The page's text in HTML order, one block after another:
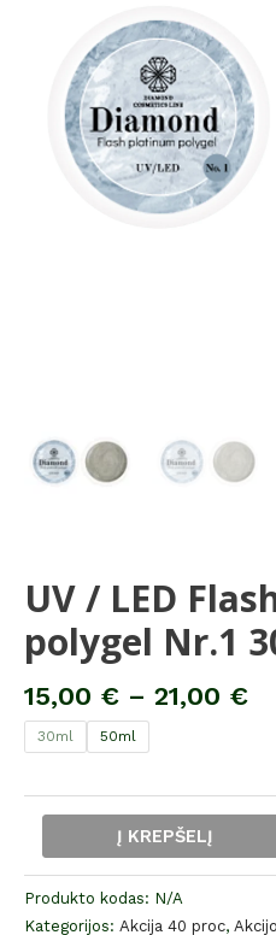
UV / LED
polygel Nr.1
15,00 € – 21,00 €
30ml 50ml
platinum
polygel
Į KREPŠELĮ
Produkto kodas: N/A
Kategorijos: Akcija 40 proc,